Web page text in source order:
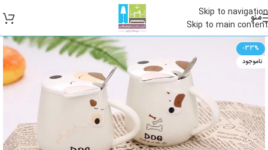
Skip to navigation
Skip to main content
منو
-33%
ناموجود